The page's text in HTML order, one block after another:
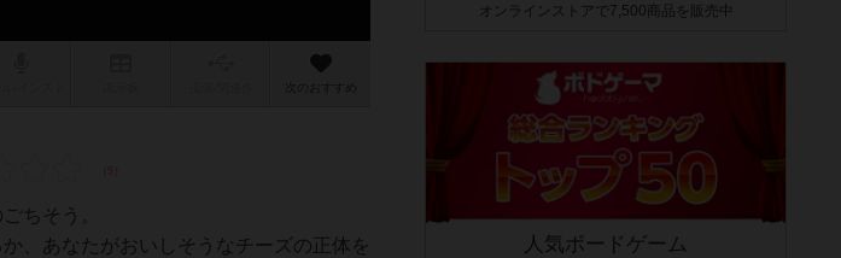
次のおすすめ
ちそう。
、あなたがおいしそうなチーズの正体を
オンラインストアで7,500商品を販売中
人気ボードゲーム